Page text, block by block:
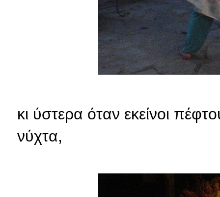
κι ύστερα όταν εκείνοι
νύχτα,